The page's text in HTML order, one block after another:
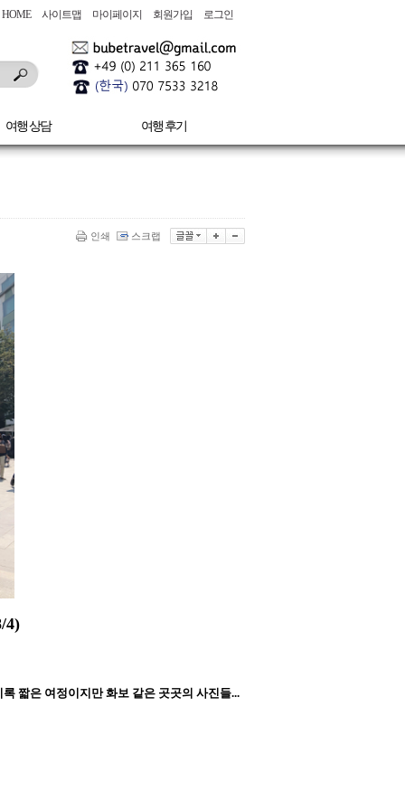
HOME 사이트맵 마이페이지 회원가입 로그인
여행 상담 여행 후기
인쇄 스크랩
4)
짧은 여정이지만 화보 같은 곳곳의 사진들...